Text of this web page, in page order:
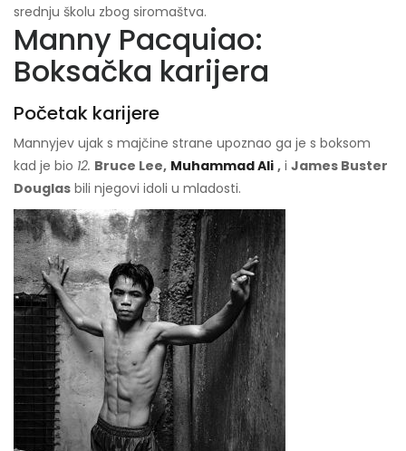
srednju školu zbog siromaštva.
Manny Pacquiao:
Boksačka karijera
Početak karijere
Mannyjev ujak s majčine strane upoznao ga je s boksom
kad je bio 12. Bruce Lee, Muhammad Ali , i James Buster
Douglas bili njegovi idoli u mladosti.